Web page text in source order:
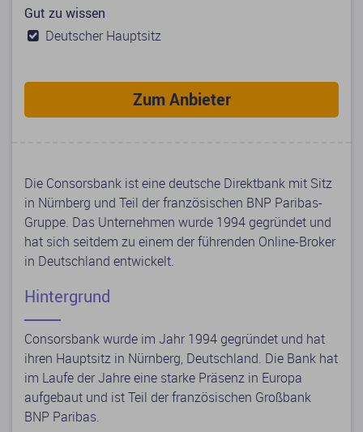
Gut zu wissen
Deutscher Hauptsitz
Zum Anbieter
Die Consorsbank ist eine deutsche Direktbank mit Sitz
in Nürnberg und Teil der französischen BNP Paribas-
Gruppe. Das Unternehmen wurde 1994 gegründet und
hat sich seitdem zu einem der führenden Online-Broker
in Deutschland entwickelt.
Hintergrund
Consorsbank wurde im Jahr 1994 gegründet und hat
ihren Hauptsitz in Nürnberg, Deutschland. Die Bank hat
im Laufe der Jahre eine starke Präsenz in Europa
aufgebaut und ist Teil der französischen Großbank
BNP Paribas.